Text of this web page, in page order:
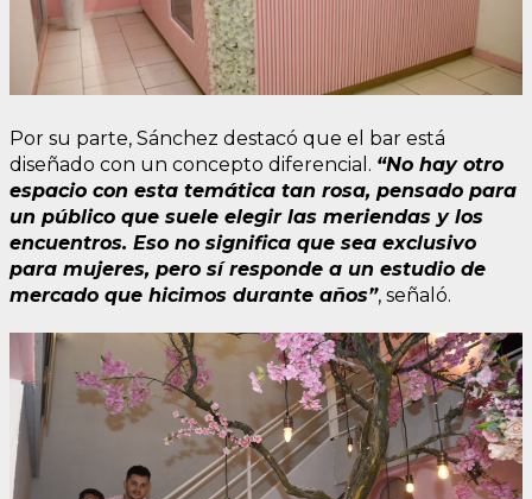
Por su parte, Sánchez destacó que el bar está
diseñado con un concepto diferencial. “No hay otro
espacio con esta temática tan rosa, pensado para
un público que suele elegir las meriendas y los
encuentros. Eso no significa que sea exclusivo
para mujeres, pero sí responde a un estudio de
mercado que hicimos durante años”, señaló.